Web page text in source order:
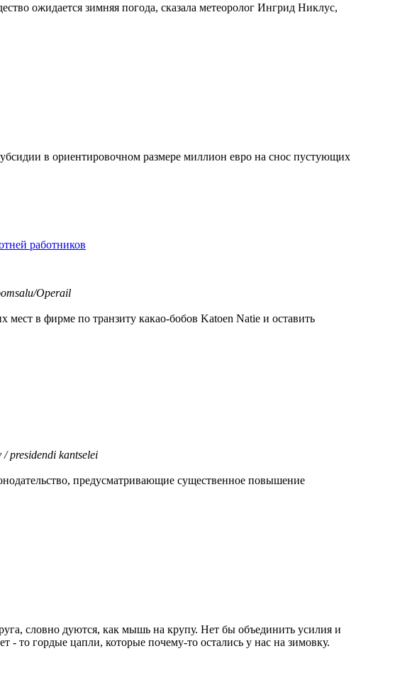
ожидается зимняя погода, сказала метеоролог Ингрид Никлус,
в ориентировочном размере миллион евро на снос пустующих
работников
Operail
мест в фирме по транзиту какао-бобов Katoen Natie и оставить
presidendi kantselei
предусматривающие существенное повышение
словно дуются, как мышь на крупу. Нет бы объединить усилия и
то гордые цапли, которые почему-то остались у нас на зимовку.